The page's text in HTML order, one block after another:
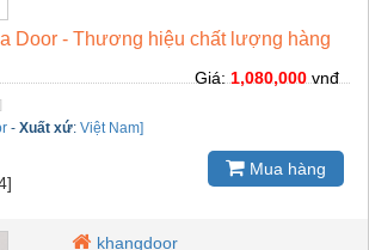
Door - Thương hiệu chất lượng hàng
- Xuất xứ: Việt Nam]
Giá:1,080,000vnđ
Mua hàng
khangdoor